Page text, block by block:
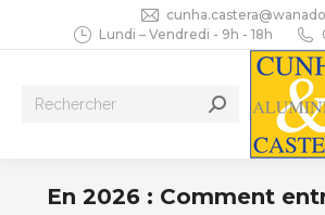
Lundi – Vendredi - 9h - 18h
Recherche
En 2026 : Comment